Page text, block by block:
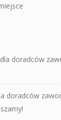
doradców
doradców